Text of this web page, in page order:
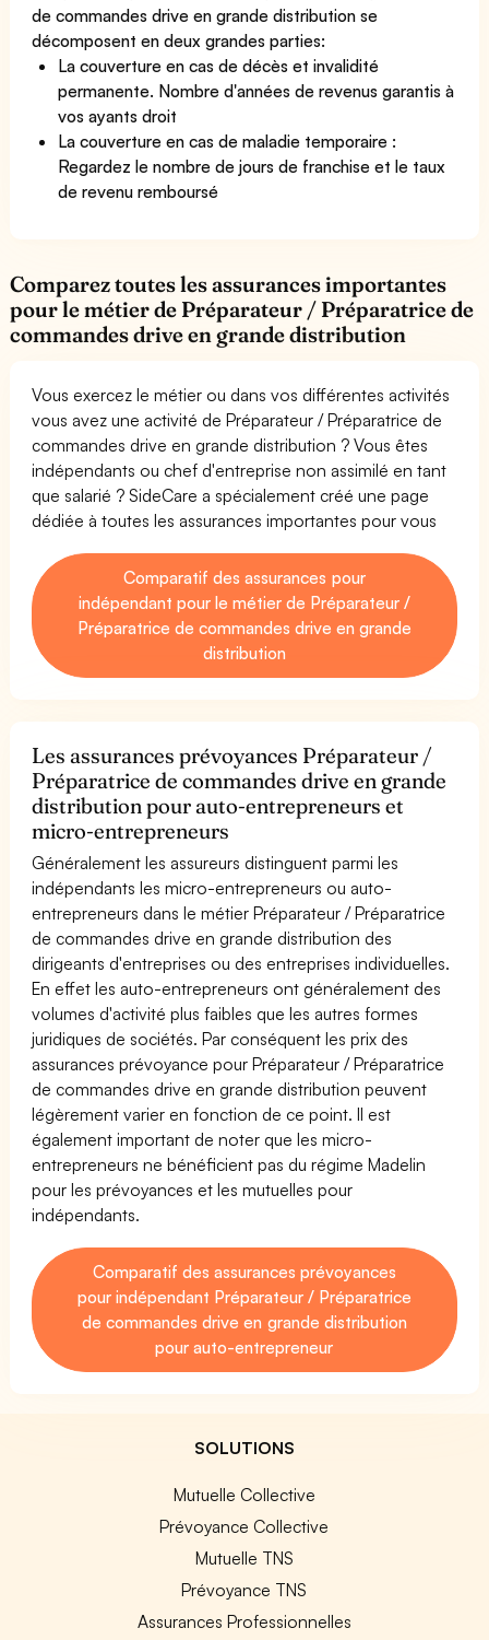
de commandes drive en grande distribution se
décomposent en deux grandes parties:
La couverture en cas de décès et invalidité
permanente. Nombre d'années de revenus garantis à
vos ayants droit
La couverture en cas de maladie temporaire :
Regardez le nombre de jours de franchise et le taux
de revenu remboursé
Comparez toutes les assurances importantes
pour le métier de Préparateur / Préparatrice de
commandes drive en grande distribution
Vous exercez le métier ou dans vos différentes activités
vous avez une activité de Préparateur / Préparatrice de
commandes drive en grande distribution ? Vous êtes
indépendants ou chef d'entreprise non assimilé en tant
que salarié ? SideCare a spécialement créé une page
dédiée à toutes les assurances importantes pour vous
Comparatif des assurances pour
indépendant pour le métier de Préparateur /
Préparatrice de commandes drive en grande
distribution
Les assurances prévoyances Préparateur /
Préparatrice de commandes drive en grande
distribution pour auto-entrepreneurs et
micro-entrepreneurs
Généralement les assureurs distinguent parmi les
indépendants les micro-entrepreneurs ou auto-
entrepreneurs dans le métier Préparateur / Préparatrice
de commandes drive en grande distribution des
dirigeants d'entreprises ou des entreprises individuelles.
En effet les auto-entrepreneurs ont généralement des
volumes d'activité plus faibles que les autres formes
juridiques de sociétés. Par conséquent les prix des
assurances prévoyance pour Préparateur / Préparatrice
de commandes drive en grande distribution peuvent
légèrement varier en fonction de ce point. Il est
également important de noter que les micro-
entrepreneurs ne bénéficient pas du régime Madelin
pour les prévoyances et les mutuelles pour
indépendants.
Comparatif des assurances prévoyances
pour indépendant Préparateur / Préparatrice
de commandes drive en grande distribution
pour auto-entrepreneur
SOLUTIONS
Mutuelle Collective
Prévoyance Collective
Mutuelle TNS
Prévoyance TNS
Assurances Professionnelles